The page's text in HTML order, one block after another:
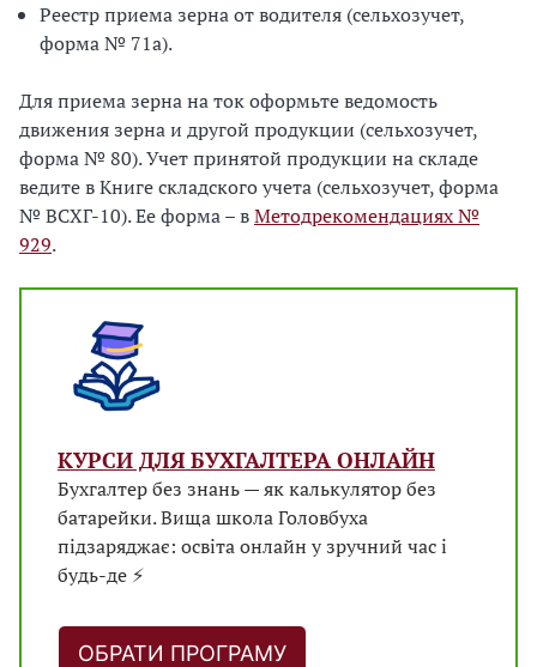
Реестр приема зерна от водителя (сельхозучет,
форма № 71а).
Для приема зерна на ток оформьте ведомость
движения зерна и другой продукции (сельхозучет,
форма № 80). Учет принятой продукции на складе
ведите в Книге складского учета (сельхозучет, форма
№ ВСХГ-10). Ее форма – вМетодрекомендациях №
929.
КУРСИ ДЛЯ БУХГАЛТЕРА ОНЛАЙН
Бухгалтер без знань — як калькулятор без
батарейки. Вища школа Головбуха
підзаряджає: освіта онлайн у зручний час і
будь-де ⚡
ОБРАТИ ПРОГРАМУ